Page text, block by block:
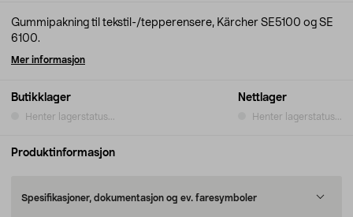
Butikklager
Henter lagerstatus...
Nettlager
Henter lagerstatus...
Gummipakning til tekstil-/tepperensere, Kärcher SE5100 og SE
6100.
Mer informasjon
Produktinformasjon
Spesifikasjoner, dokumentasjon og ev. faresymboler